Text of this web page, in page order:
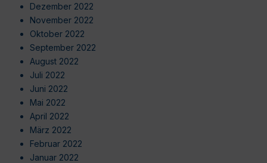
Dezember 2022
November 2022
Oktober 2022
September 2022
August 2022
Juli 2022
Juni 2022
Mai 2022
April 2022
März 2022
Februar 2022
Januar 2022